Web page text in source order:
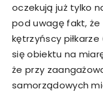
oczekują już tylko
pod uwagę fakt, że
kętrzyńscy
się obiektu na
że przy
samorządowych